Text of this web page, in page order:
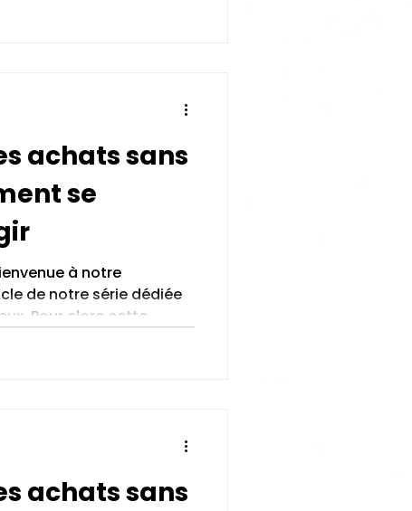
achats sans
se
à notre
de notre série dédiée
Pour clore cette...
achats sans